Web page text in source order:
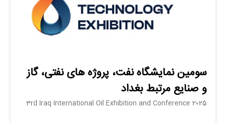
سومین نمایشگاه نفت، پروژه های نفتی، گاز
و صنایع مرتبط بغداد
3rd Iraq International Oil Exhibition and Conference 2025